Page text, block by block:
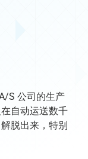
S 公司的生产
自动运送数千
脱出来，特别